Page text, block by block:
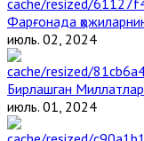
Фарғонада
июль. 02, 2024
Бирлашган
июль. 01, 2024